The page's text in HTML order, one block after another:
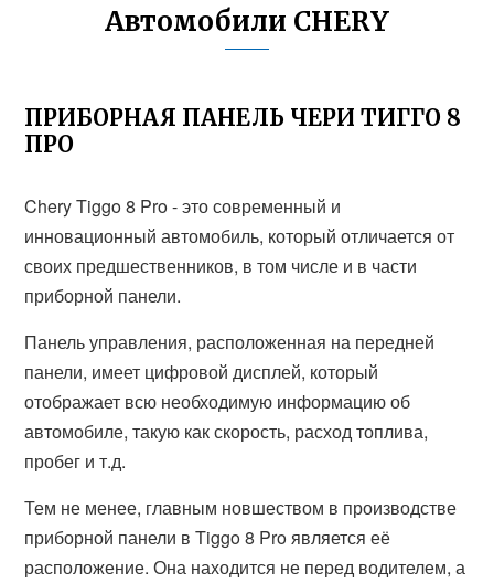
Автомобили CHERY
ПРИБОРНАЯ ПАНЕЛЬ ЧЕРИ ТИГГО 8
ПРО
Chery Tiggo 8 Pro - это современный и
инновационный автомобиль, который отличается от
своих предшественников, в том числе и в части
приборной панели.
Панель управления, расположенная на передней
панели, имеет цифровой дисплей, который
отображает всю необходимую информацию об
автомобиле, такую как скорость, расход топлива,
пробег и т.д.
Тем не менее, главным новшеством в производстве
приборной панели в Tiggo 8 Pro является её
расположение. Она находится не перед водителем, а